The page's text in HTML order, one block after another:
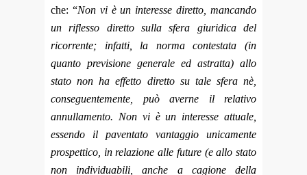
che: “Non vi è un interesse diretto, mancando
un riflesso diretto sulla sfera giuridica del
ricorrente; infatti, la norma contestata (in
quanto previsione generale ed astratta) allo
stato non ha effetto diretto su tale sfera nè,
conseguentemente, può averne il relativo
annullamento. Non vi è un interesse attuale,
essendo il paventato vantaggio unicamente
prospettico, in relazione alle future (e allo stato
non individuabili, anche a cagione della